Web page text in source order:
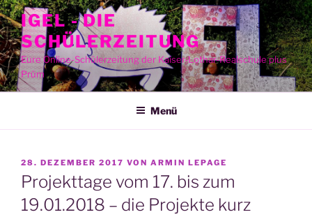
Zum
Inhalt
springen
IGEL - DIE
SCHÜLERZEITUNG
Eure Online-Schülerzeitung der Kaiser-Lothar-Realschule plus
Prüm
Menü
VERÖFFENTLICHT
AM
28. DEZEMBER 2017 VON ARMIN LEPAGE
Projekttage vom 17. bis zum
19.01.2018 – die Projekte kurz